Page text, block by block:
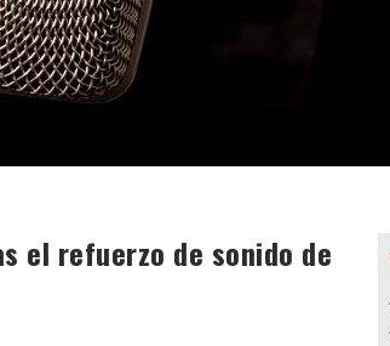
el refuerzo de sonido de